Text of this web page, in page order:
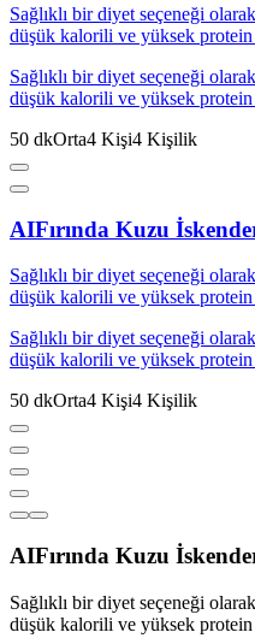
Sağlıklı bir diyet seçeneği
düşük kalorili ve yüksek
Sağlıklı bir diyet seçeneği
düşük kalorili ve yüksek
50 dkOrta4 Kişi4 Kişilik
AIFırında Kuzu
Sağlıklı bir diyet seçeneği
düşük kalorili ve yüksek
Sağlıklı bir diyet seçeneği
düşük kalorili ve yüksek
50 dkOrta4 Kişi4 Kişilik
AIFırında Kuzu
Sağlıklı bir diyet seçeneği
düşük kalorili ve yüksek